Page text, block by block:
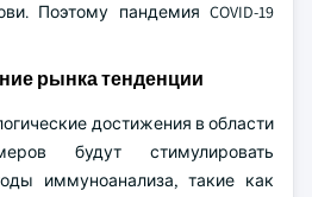
Поэтому пандемия COVID-19
рынка тенденции
достижения в области
будут стимулировать
иммуноанализа, такие как